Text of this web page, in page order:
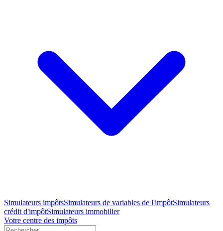
Simulateurs impôtsSimulateurs de variables de l'impôtSimulateurs
crédit d'impôtSimulateurs immobilier
Votre centre des impôts